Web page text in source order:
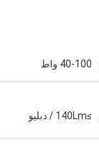
40-100 واط
≥140Lm / دبليو